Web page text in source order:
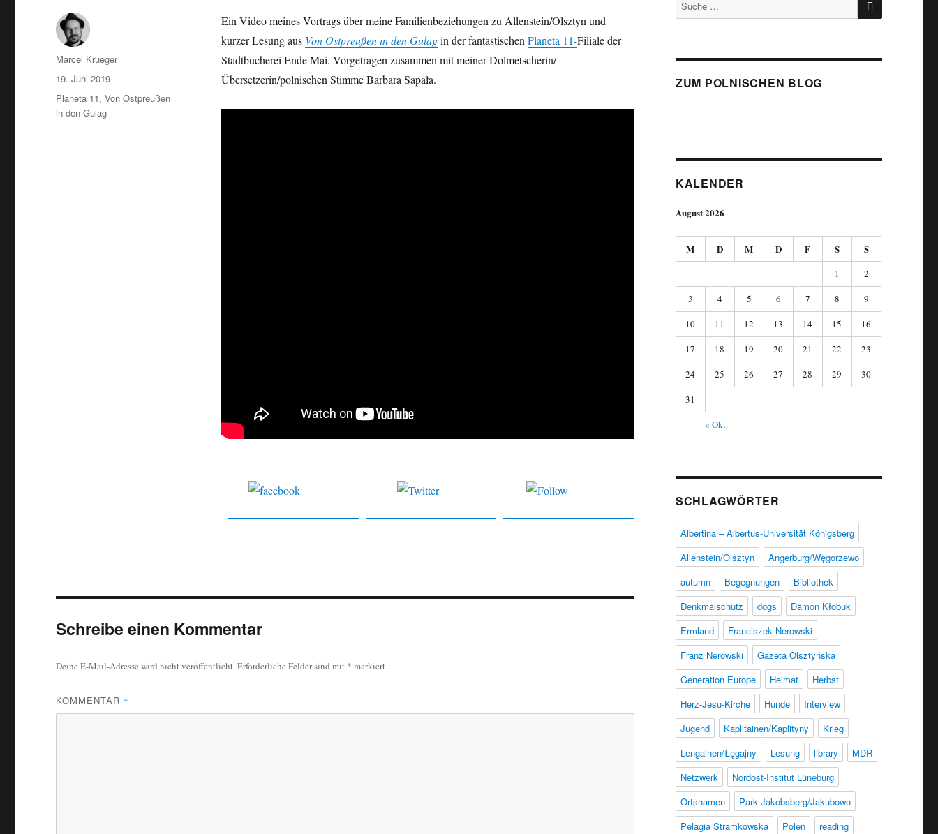
Ein Video meines Vortrags über meine Familienbeziehungen zu Allenstein/Olsztyn und
kurzer Lesung aus Von Ostpreußen in den Gulagin der fantastischenPlaneta 11-Filiale der
Stadtbücherei Ende Mai. Vorgetragen zusammen mit meiner Dolmetscherin/
Übersetzerin/polnischen Stimme Barbara Sapała.
Share on
Tweet
Autor
Marcel Krueger
Veröffentlicht
am
19. Juni 2019
Schlagwörter
Planeta 11,Von Ostpreußen
in den Gulag
Schreibe einen Kommentar
Deine E-Mail-Adresse wird nicht veröffentlicht.Erforderliche Felder sind mit * markiert
KOMMENTAR *
nach:
ZUM POLNISCHEN BLOG
KALENDER
August 2026
M D M D F S S
1
2
3
4 5 6 7 8
9
10
11 12 13 14 15
16
17
18 19 20 21 22
23
24
25 26 27 28 29
30
31
« Okt.
SCHLAGWÖRTER
Albertina – Albertus-Universität Königsberg
Allenstein/Olsztyn
Angerburg/Węgorzewo
autumn
Begegnungen
Bibliothek
Denkmalschutz
dogs
Dämon Kłobuk
Ermland
Franciszek Nerowski
Franz Nerowski
Gazeta Olsztyńska
Generation Europe
Heimat
Herbst
Herz-Jesu-Kirche
Hunde
Interview
Jugend
Kaplitainen/Kaplityny
Krieg
Lengainen/Łęgajny
Lesung library
MDR
Netzwerk
Nordost-Institut Lüneburg
Ortsnamen
Park Jakobsberg/Jakubowo
Pelagia Stramkowska
Polen
reading